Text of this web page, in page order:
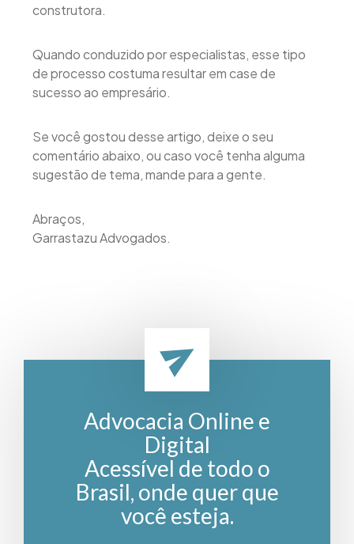
construtora.
Quando conduzido por especialistas, esse tipo
de processo costuma resultar em case de
sucesso ao empresário.
Se você gostou desse artigo, deixe o seu
comentário abaixo, ou caso você tenha alguma
sugestão de tema, mande para a gente.
Abraços,
Garrastazu Advogados.
Advocacia Online e
Digital
Acessível de todo o
Brasil, onde quer que
você esteja.